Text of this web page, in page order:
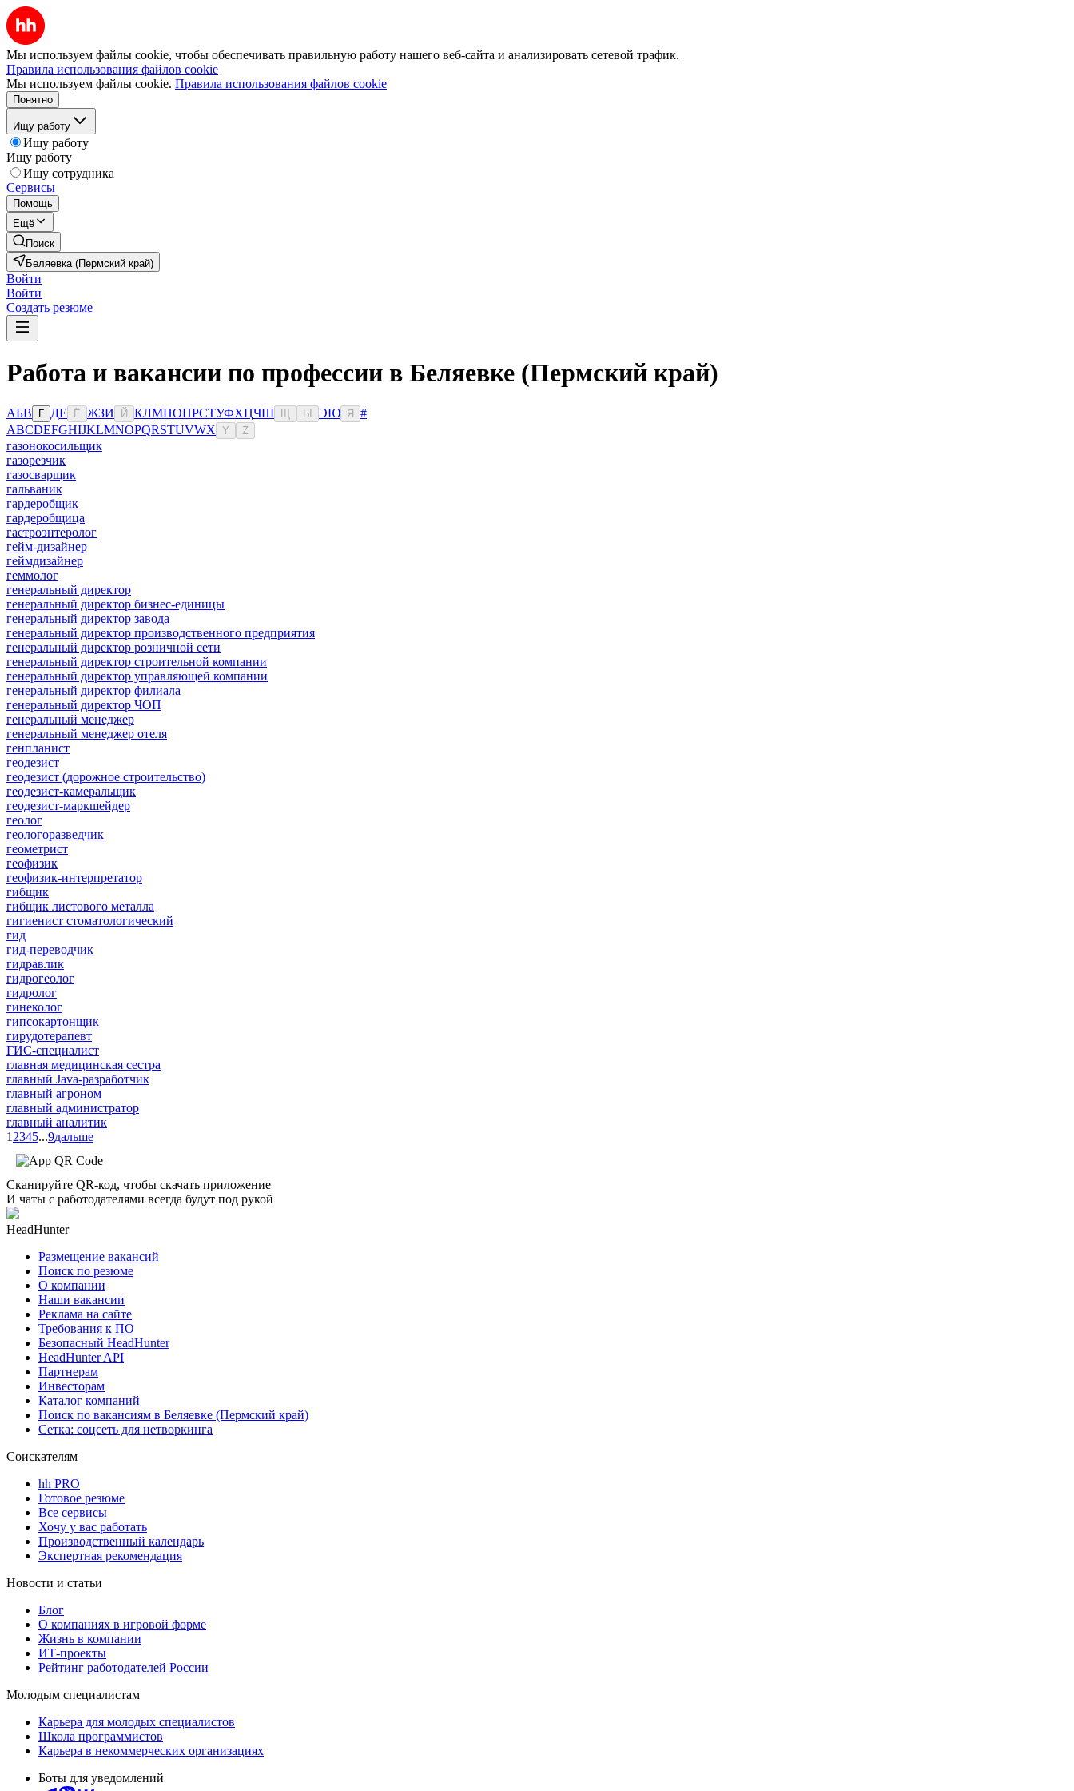
Мы используем файлы cookie, чтобы обеспечивать правильную работу нашего веб-сайта и анализировать сетевой трафик.
Правила использования файлов cookie
Мы используем файлы cookie. Правила использования файлов cookie
Понятно
Ищу работу
Ищу работу
Ищу работу
Ищу сотрудника
Сервисы
Помощь
Ещё
Поиск
Беляевка (Пермский край)
Войти
Войти
Создать резюме
Работа и вакансии по профессии в Беляевке (Пермский край)
АБВ Г ДЕ Ё ЖЗИ Й КЛМНОПРСТУФХЦЧШ Ы ЭЮ Я
#
ABCDEFGHIJKLMNOPQRSTUVWX Y Z
газонокосильщик
газорезчик
газосварщик
гальваник
гардеробщик
гардеробщица
гастроэнтеролог
гейм-дизайнер
геймдизайнер
геммолог
генеральный директор
генеральный директор бизнес-единицы
генеральный директор завода
генеральный директор производственного предприятия
генеральный директор розничной сети
генеральный директор строительной компании
генеральный директор управляющей компании
генеральный директор филиала
генеральный директор ЧОП
генеральный менеджер
генеральный менеджер отеля
генпланист
геодезист
геодезист (дорожное строительство)
геодезист-камеральщик
геодезист-маркшейдер
геолог
геологоразведчик
геометрист
геофизик
геофизик-интерпретатор
гибщик
гибщик листового металла
гигиенист стоматологический
гид
гид-переводчик
гидравлик
гидрогеолог
гидролог
гинеколог
гипсокартонщик
гирудотерапевт
ГИС-специалист
главная медицинская сестра
главный Java-разработчик
главный агроном
главный администратор
главный аналитик
1 2345...9дальше
Сканируйте QR-код, чтобы скачать приложение
И чаты с работодателями всегда будут под рукой
HeadHunter
Размещение вакансий
Поиск по резюме
О компании
Наши вакансии
Реклама на сайте
Требования к ПО
Безопасный HeadHunter
HeadHunter API
Партнерам
Инвесторам
Каталог компаний
Поиск по вакансиям в Беляевке (Пермский край)
Сетка: соцсеть для нетворкинга
Соискателям
hh PRO
Готовое резюме
Все сервисы
Хочу у вас работать
Производственный календарь
Экспертная рекомендация
Новости и статьи
Блог
О компаниях в игровой форме
Жизнь в компании
ИТ-проекты
Рейтинг работодателей России
Молодым специалистам
Карьера для молодых специалистов
Школа программистов
Карьера в некоммерческих организациях
Боты для уведомлений